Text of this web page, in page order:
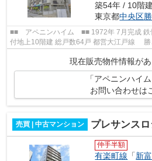
築54年 / 10階
東京都中央区
■■ アペニンハイム ■■ 1972年 7月完成 鉄骨鉄筋コンクリート造地下1階
付地上10階建 総戸数64戸 都営大江戸線 勝どき駅 徒歩3分 全部委託管理
現在販売物件情報があ
「アペニンハイ
お問い合わせは
売買 | 中古マンション プレサンス
仲手半額
有楽町線 「新